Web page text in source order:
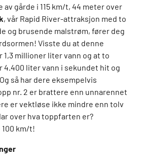
av gårde i 115 km/t, 44 meter over
, vår Rapid River-attraksjon med to
og brusende malstrøm, fører deg
Visste du at denne
millioner liter vann og at to
4.400 liter vann i sekundet hit og
så har dere eksempelvis
nr. 2 er brattere enn unnarennet
er vektløse ikke mindre enn tolv
over hva toppfarten er?
km/t!